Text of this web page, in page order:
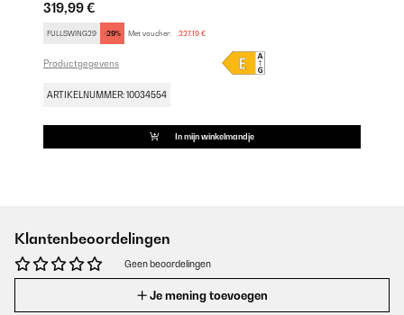
319,99 €
FULLSWING29 -29% Met voucher: 227,19 €
Productgegevens
ARTIKELNUMMER: 10034554
In mijn winkelmandje
Klantenbeoordelingen
Geen beoordelingen
Je mening toevoegen